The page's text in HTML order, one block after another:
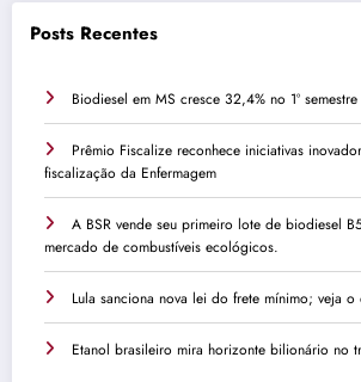
Posts Recentes
Biodiesel em MS cresce 32,4% no 1º
Prêmio Fiscalize reconhece iniciativas
fiscalização da Enfermagem
A BSR vende seu primeiro lote de biodiesel
mercado de combustíveis ecológicos.
Lula sanciona nova lei do frete mínimo; veja o
Etanol brasileiro mira horizonte bilionário no